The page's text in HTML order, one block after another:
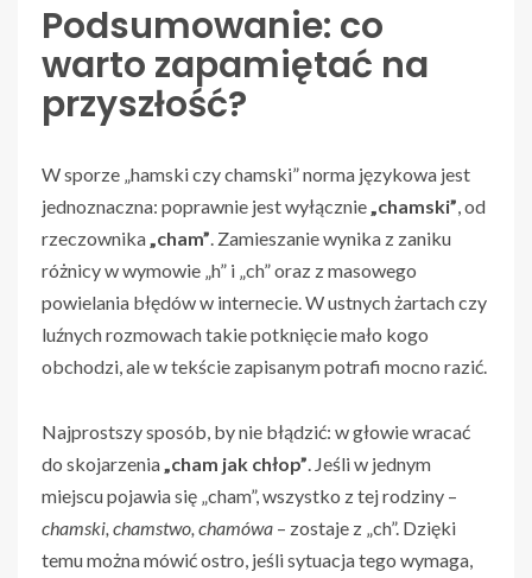
Podsumowanie: co
warto zapamiętać na
przyszłość?
W sporze „hamski czy chamski” norma językowa jest
jednoznaczna: poprawnie jest wyłącznie„chamski”, od
rzeczownika„cham”. Zamieszanie wynika z zaniku
różnicy w wymowie „h” i „ch” oraz z masowego
powielania błędów w internecie. W ustnych żartach czy
luźnych rozmowach takie potknięcie mało kogo
obchodzi, ale w tekście zapisanym potrafi mocno razić.
Najprostszy sposób, by nie błądzić: w głowie wracać
do skojarzenia„cham jak chłop”. Jeśli w jednym
miejscu pojawia się „cham”, wszystko z tej rodziny –
chamski, chamstwo, chamówa – zostaje z „ch”. Dzięki
temu można mówić ostro, jeśli sytuacja tego wymaga,